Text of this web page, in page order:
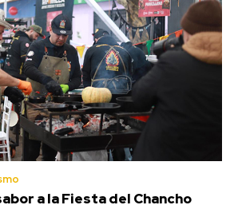
a la Fiesta del Chancho